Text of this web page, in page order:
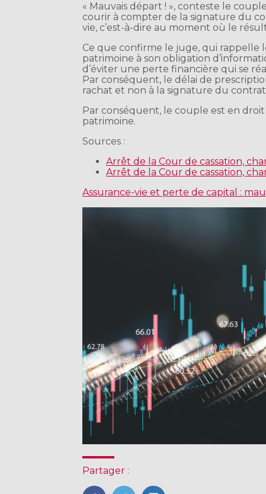
« Mauvais départ ! », conteste le
courir à compter de la signature du
vie, c’est-à-dire au moment où le
Ce que confirme le juge, qui rappelle
patrimoine à son obligation
d’éviter une perte financière qui se
Par conséquent, le délai de
rachat et non à la signature du
Par conséquent, le couple est en
patrimoine.
Sources :
Arrêt de la Cour de cassation,
Arrêt de la Cour de cassation,
Assurance-vie et perte de capital :
Partager :